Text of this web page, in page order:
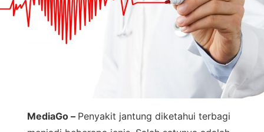
MediaGo – Penyakit jantung diketahui terbagi